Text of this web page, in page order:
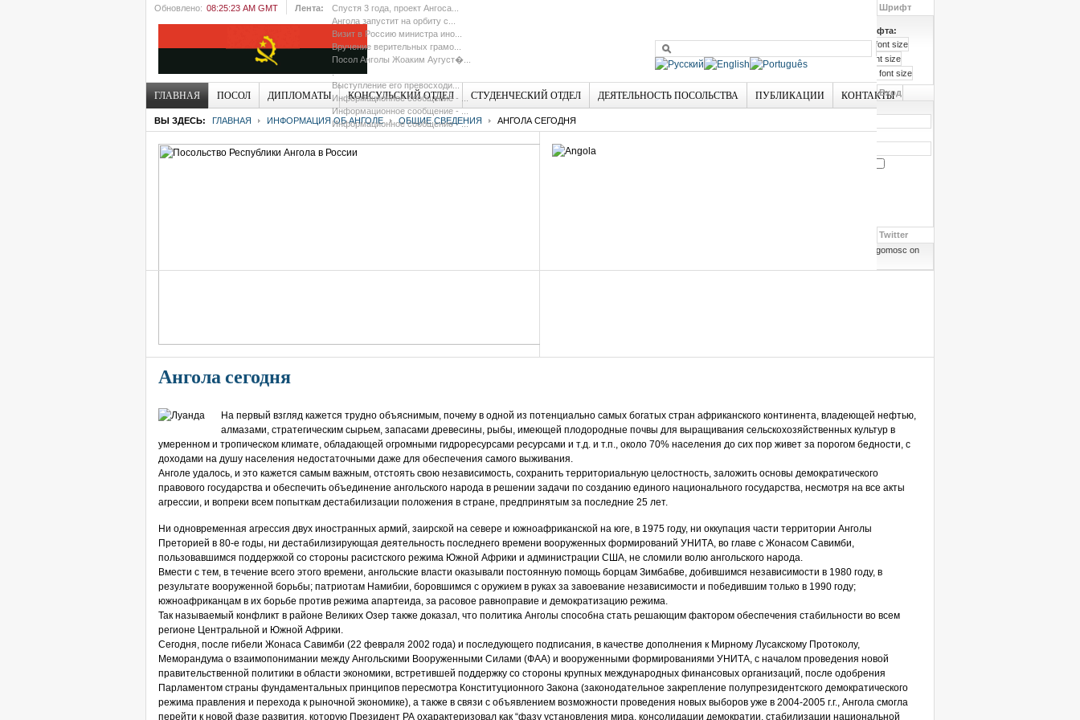
Обновлено: 08:25:23 AM GMT Лента:
Спустя 3 года, проект Ангоса...
Ангола запустит на орбиту с...
Визит в Россию министра ино...
Вручение верительных грамо...
Посол Анголы Жоаким Аугуст�...
.
Выступление его превосходи...
Информационное сообщение - ...
Информационное сообщение - ...
Информационное сообщение - ...
Шрифт
Размер шрифта:
Вход
Логин
Пароль
Twitter
Follow angomosc on
ГЛАВНАЯ ПОСОЛ ДИПЛОМАТЫ КОНСУЛЬСКИЙ ОТДЕЛ СТУДЕНЧЕСКИЙ ОТДЕЛ ДЕЯТЕЛЬНОСТЬ ПОСОЛЬСТВА ПУБЛИКАЦИИ КОНТАКТЫ
ВЫ ЗДЕСЬ: ГЛАВНАЯ ИНФОРМАЦИЯ ОБ АНГОЛЕ ОБЩИЕ СВЕДЕНИЯ АНГОЛА СЕГОДНЯ
Ангола сегодня
На первый взгляд кажется трудно объяснимым, почему в одной из потенциально самых богатых стран африканского континента, владеющей нефтью,
алмазами, стратегическим сырьем, запасами древесины, рыбы, имеющей плодородные почвы для выращивания сельскохозяйственных культур в
умеренном и тропическом климате, обладающей огромными гидроресурсами ресурсами и т.д. и т.п., около 70% населения до сих пор живет за порогом бедности, с
доходами на душу населения недостаточными даже для обеспечения самого выживания.
Анголе удалось, и это кажется самым важным, отстоять свою независимость, сохранить территориальную целостность, заложить основы демократического
правового государства и обеспечить объединение ангольского народа в решении задачи по созданию единого национального государства, несмотря на все акты
агрессии, и вопреки всем попыткам дестабилизации положения в стране, предпринятым за последние 25 лет.
Ни одновременная агрессия двух иностранных армий, заирской на севере и южноафриканской на юге, в 1975 году, ни оккупация части территории Анголы
Преторией в 80-е годы, ни дестабилизирующая деятельность последнего времени вооруженных формирований УНИТА, во главе с Жонасом Савимби,
пользовавшимся поддержкой со стороны расистского режима Южной Африки и администрации США, не сломили волю ангольского народа.
Вмести с тем, в течение всего этого времени, ангольские власти оказывали постоянную помощь борцам Зимбабве, добившимся независимости в 1980 году, в
результате вооруженной борьбы; патриотам Намибии, боровшимся с оружием в руках за завоевание независимости и победившим только в 1990 году;
южноафриканцам в их борьбе против режима апартеида, за расовое равноправие и демократизацию режима.
Так называемый конфликт в районе Великих Озер также доказал, что политика Анголы способна стать решающим фактором обеспечения стабильности во всем
регионе Центральной и Южной Африки.
Сегодня, после гибели Жонаса Савимби (22 февраля 2002 года) и последующего подписания, в качестве дополнения к Мирному Лусакскому Протоколу,
Меморандума о взаимопонимании между Ангольскими Вооруженными Силами (ФАА) и вооруженными формированиями УНИТА, с началом проведения новой
правительственной политики в области экономики, встретившей поддержку со стороны крупных международных финансовых организаций, после одобрения
Парламентом страны фундаментальных принципов пересмотра Конституционного Закона (законодательное закрепление полупрезидентского демократического
режима правления и перехода к рыночной экономике), а также в связи с объявлением возможности проведения новых выборов уже в 2004-2005 г.г., Ангола смогла
перейти к новой фазе развития, которую Президент РА охарактеризовал как “фазу установления мира, консолидации демократии, стабилизации национальной